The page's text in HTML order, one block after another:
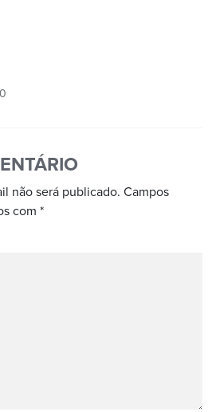
não será publicado. Campos
com *